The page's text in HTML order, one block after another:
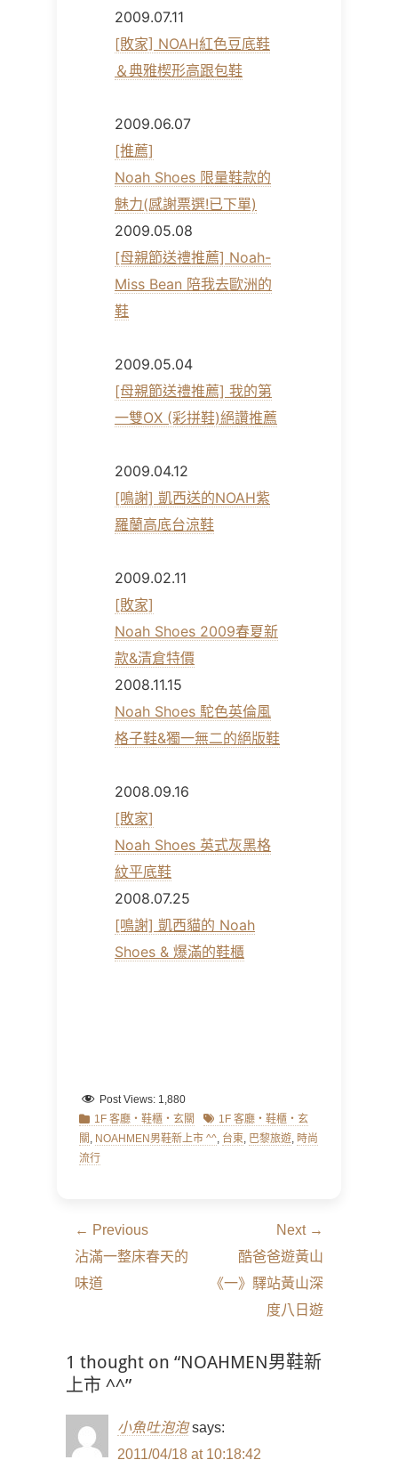
2009.07.11
[敗家] NOAH紅色豆底鞋
＆典雅楔形高跟包鞋
2009.06.07
[推薦]
Noah Shoes 限量鞋款的
魅力(感謝票選!已下單)
2009.05.08
[母親節送禮推薦] Noah-
Miss Bean 陪我去歐洲的
鞋
2009.05.04
[母親節送禮推薦] 我的第
一雙OX (彩拼鞋)絕讚推薦
2009.04.12
[鳴謝] 凱西送的NOAH紫
羅蘭高底台涼鞋
2009.02.11
[敗家]
Noah Shoes 2009春夏新
款&清倉特價
2008.11.15
Noah Shoes 駝色英倫風
格子鞋&獨一無二的絕版鞋
2008.09.16
[敗家]
Noah Shoes 英式灰黑格
紋平底鞋
2008.07.25
[鳴謝] 凱西貓的 Noah
Shoes & 爆滿的鞋櫃
Post Views: 1,880
Categories
1F 客廳‧鞋櫃‧玄關 Tags1F 客廳‧鞋櫃‧玄
關 , NOAHMEN男鞋新上市 ^^, 台東, 巴黎旅遊, 時尚
流行
文
章
導
覽
← Previous
Previous
post:
沾滿一整床春天的
味道
Next →
post:
酷爸爸遊黃山
《一》驛站黃山深
度八日遊
1 thought on “NOAHMEN男鞋新
上市 ^^”
小魚吐泡泡 says:
2011/04/18 at 10:18:42